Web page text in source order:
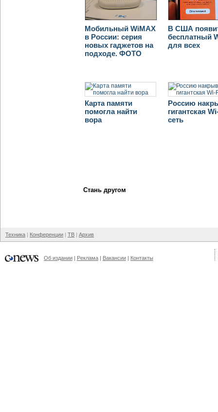
Мобильный WiMAX
в России: серия
новых гаджетов на
подходе. ФОТО
В США
бесплатный
для всех
Карта памяти
помогла найти
вора
Россию
гигантская
сеть
Стань другом
Техника Конференции ТВ Архив
Об издании Реклама Вакансии Контакты